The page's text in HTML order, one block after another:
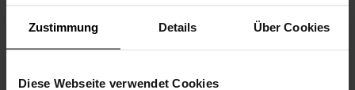
Zustimmung Details Über Cookies
Diese Webseite verwendet Cookies
besuchen Sie die Seite
Kundendienst
gewohnt weiter.